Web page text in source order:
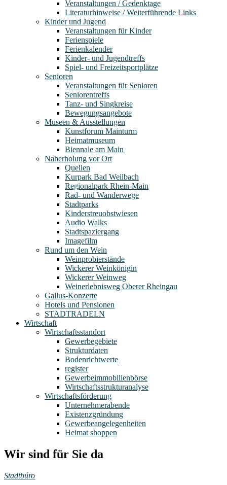
Veranstaltungen / Gedenktage
Literaturhinweise / Weiterführende Links
Kinder und Jugend
Veranstaltungen für Kinder
Ferienspiele
Ferienkalender
Kinder- und Jugendtreffs
Spiel- und Freizeitsportplätze
Senioren
Veranstaltungen für Senioren
Seniorentreffs
Tanz- und Singkreise
Bewegungsangebote
Museen & Ausstellungen
Kunstforum Mainturm
Heimatmuseum
Biennale am Main
Naherholung vor Ort
Quellen
Kurpark Bad Weilbach
Regionalpark Rhein-Main
Rad- und Wanderwege
Stadtparks
Kinderstreuobstwiesen
Audio Walks
Stadtspaziergang
Imagefilm
Rund um den Wein
Weinprobierstände
Wickerer Weinkönigin
Wickerer Weinweg
Weinerlebnisweg Oberer Rheingau
Gallus-Konzerte
Hotels und Pensionen
STADTRADELN
Wirtschaft
Wirtschaftsstandort
Gewerbegebiete
Strukturdaten
Bodenrichtwerte
register
Gewerbeimmobilienbörse
Wirtschaftsstrukturanalyse
Wirtschaftsförderung
Unternehmerabende
Existenzgründung
Gewerbeangelegenheiten
Heimat shoppen
Wir sind für Sie da
Stadtbüro